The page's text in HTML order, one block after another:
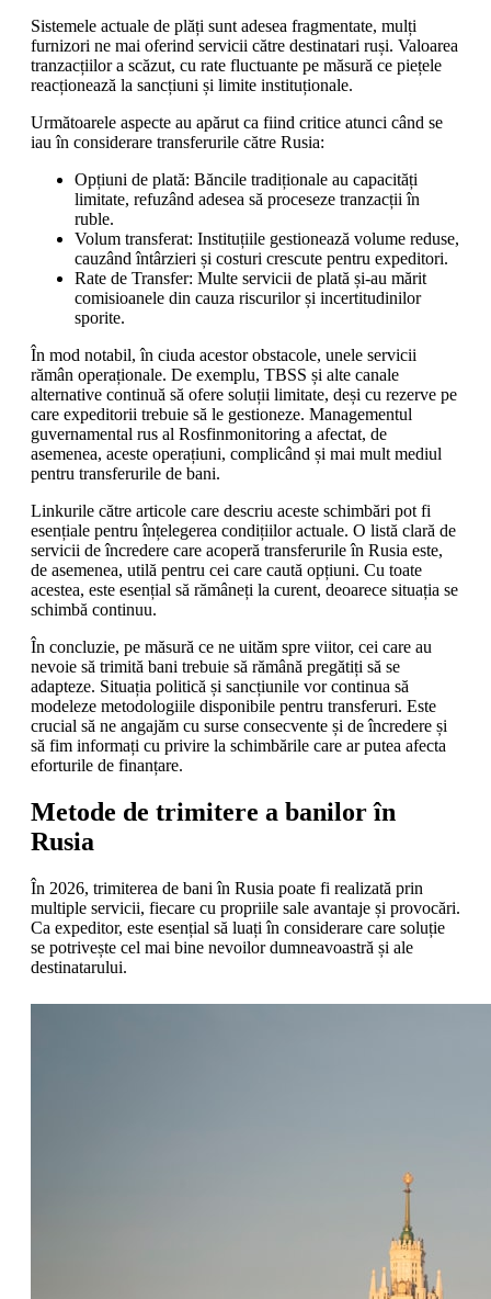
Sistemele actuale de plăți sunt adesea fragmentate, mulți
furnizori ne mai oferind servicii către destinatari ruși. Valoarea
tranzacțiilor a scăzut, cu rate fluctuante pe măsură ce piețele
reacționează la sancțiuni și limite instituționale.
Următoarele aspecte au apărut ca fiind critice atunci când se
iau în considerare transferurile către Rusia:
Opțiuni de plată: Băncile tradiționale au capacități
limitate, refuzând adesea să proceseze tranzacții în
ruble.
Volum transferat: Instituțiile gestionează volume reduse,
cauzând întârzieri și costuri crescute pentru expeditori.
Rate de Transfer: Multe servicii de plată și-au mărit
comisioanele din cauza riscurilor și incertitudinilor
sporite.
În mod notabil, în ciuda acestor obstacole, unele servicii
rămân operaționale. De exemplu, TBSS și alte canale
alternative continuă să ofere soluții limitate, deși cu rezerve pe
care expeditorii trebuie să le gestioneze. Managementul
guvernamental rus al Rosfinmonitoring a afectat, de
asemenea, aceste operațiuni, complicând și mai mult mediul
pentru transferurile de bani.
Linkurile către articole care descriu aceste schimbări pot fi
esențiale pentru înțelegerea condițiilor actuale. O listă clară de
servicii de încredere care acoperă transferurile în Rusia este,
de asemenea, utilă pentru cei care caută opțiuni. Cu toate
acestea, este esențial să rămâneți la curent, deoarece situația se
schimbă continuu.
În concluzie, pe măsură ce ne uităm spre viitor, cei care au
nevoie să trimită bani trebuie să rămână pregătiți să se
adapteze. Situația politică și sancțiunile vor continua să
modeleze metodologiile disponibile pentru transferuri. Este
crucial să ne angajăm cu surse consecvente și de încredere și
să fim informați cu privire la schimbările care ar putea afecta
eforturile de finanțare.
Metode de trimitere a banilor în
Rusia
În 2026, trimiterea de bani în Rusia poate fi realizată prin
multiple servicii, fiecare cu propriile sale avantaje și provocări.
Ca expeditor, este esențial să luați în considerare care soluție
se potrivește cel mai bine nevoilor dumneavoastră și ale
destinatarului.